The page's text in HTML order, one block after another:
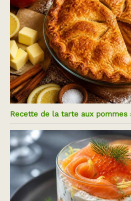
Recette de la tarte aux pommes